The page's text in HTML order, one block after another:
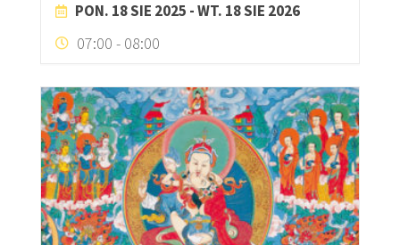
PON. 18 SIE 2025 - WT. 18 SIE 2026
07:00 - 08:00